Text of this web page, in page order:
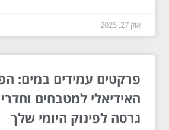
אוק 27, 2025
פרקטים עמידים במים:
האידיאלי למטבחים
גרסה לפינוק היומי שלך